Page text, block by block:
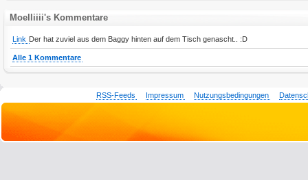
Moelliiii's Kommentare
Link Der hat zuviel aus dem Baggy hinten auf dem Tisch genascht.. :D
Alle 1 Kommentare
RSS-Feeds Impressum Nutzungsbedingungen